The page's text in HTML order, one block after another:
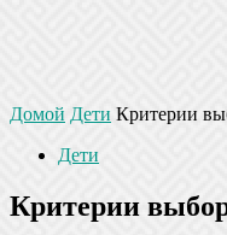
Домой Дети Критерии
Дети
Критерии